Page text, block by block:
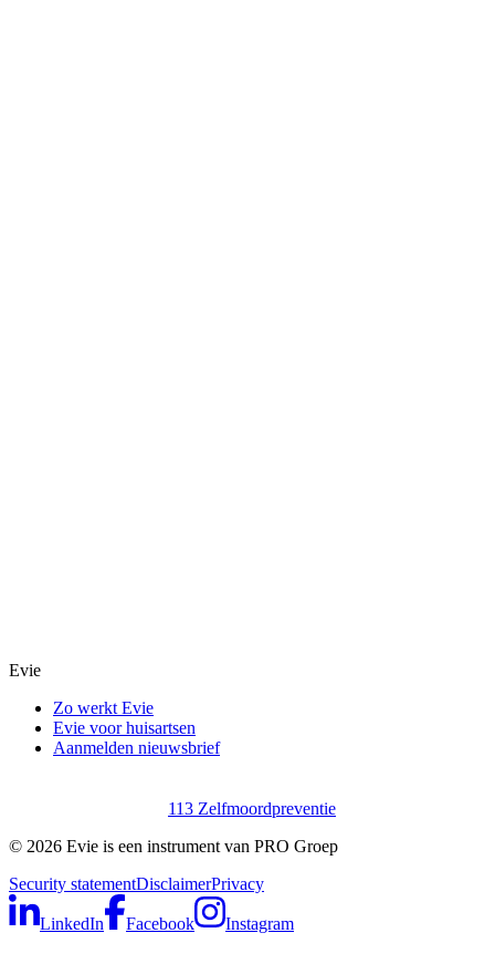
Evie
Zo werkt Evie
Evie voor huisartsen
Aanmelden nieuwsbrief
113 Zelfmoordpreventie
© 2026 Evie is een instrument van PRO Groep
Security statementDisclaimerPrivacy
LinkedIn Facebook Instagram